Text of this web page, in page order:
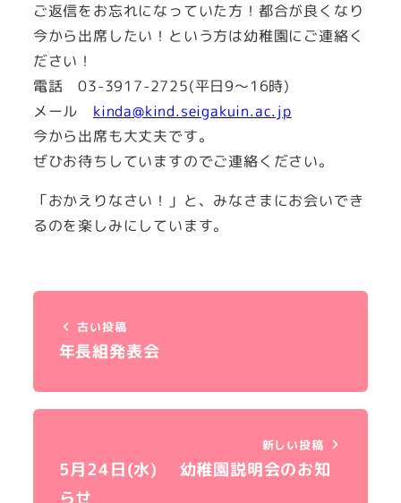
ご返信をお忘れになっていた方！都合が良くなり
今から出席したい！という方は幼稚園にご連絡く
ださい！
電話 03-3917-2725(平日9～16時)
メール kinda@kind.seigakuin.ac.jp
今から出席も大丈夫です。
ぜひお待ちしていますのでご連絡ください。
「おかえりなさい！」と、みなさまにお会いでき
るのを楽しみにしています。
古い投稿
年長組発表会
新しい投稿
5月24日(水) 幼稚園説明会のお知
らせ